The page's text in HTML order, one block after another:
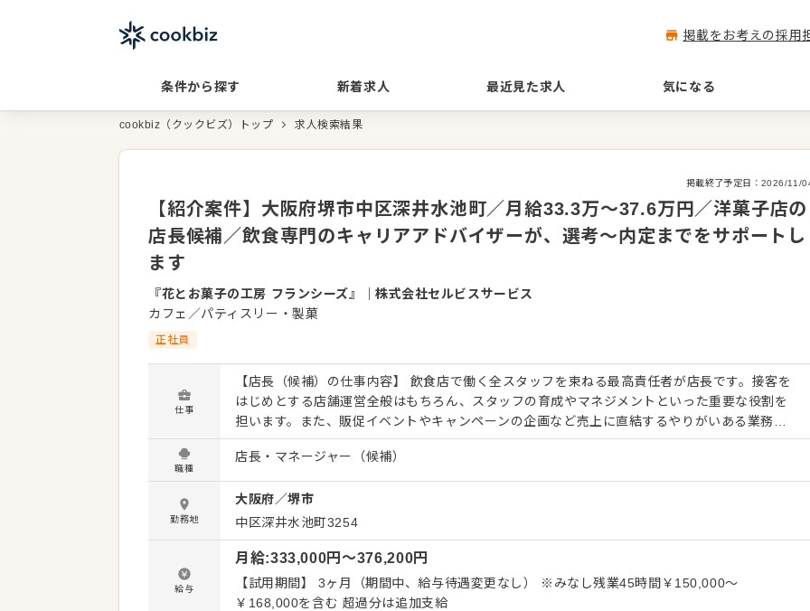
掲載をお考えの採用
条件から探す 新着求人 最近見た求人 気になる
cookbiz（クックビズ）トップ 求人検索結果
掲載終了予定日： 2026/11/
【紹介案件】大阪府堺市中区深井水池町／月給33.3万～37.6万円／洋菓子店の
店長候補／飲食専門のキャリアアドバイザーが、選考～内定までをサポートし
ます
『花とお菓子の工房 フランシーズ』 ｜株式会社セルビスサービス
カフェ／パティスリー・製菓
正社員
仕事
【店長（候補）の仕事内容】 飲食店で働く全スタッフを束ねる最高責任者が店長です。接客を
はじめとする店舗運営全般はもちろん、スタッフの育成やマネジメントといった重要な役割を
担います。また、販促イベントやキャンペーンの企画など売上に直結するやりがいある業務が
メインとなります。マネジメント経験を活かし店長（候補）として大きく飛躍されることを期
待しています。 また、全体のオペレーション改善や構築もお任せしますので、あなたならでは
のアイデアを積極的に発信してください。 【具体的には…】 ・ホール、キッチンの全体管理
・予約管理、電話対応 ・接客、サービス全般 ・スタッフへの指示出し、動きの確認 ・売上管
理、発注業務、在庫管理 ・スタッフの育成やマネジメント、シフト管理 など 入社後はスキル
に合わせた業務からお任せしますので、徐々に業務の幅を広げていきましょう。現店長をはじ
め本部スタッフがあなたの成長をサポートしますので、店長経験がない方も安心してスタート
できる環境です。 将来のキャリアとして、SVやエリアマネージャーといった本部職への昇格の
チャンスもあり。独立をめざすなど、店舗運営のノウハウも学べます。 詳細は面談時にご説明
職種
店長・マネージャー（候補）
勤務地
大阪府／堺市
中区深井水池町3254
給与
月給:333,000円〜376,200円
【試用期間】 3ヶ月（期間中、給与待遇変更なし） ※みなし残業45時間￥150,000～
￥168,000を含む 超過分は追加支給